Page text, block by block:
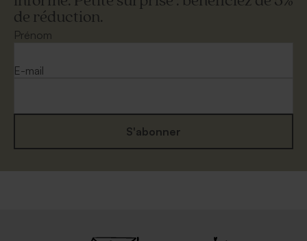
de réduction.
Prénom
E-mail
S'abonner